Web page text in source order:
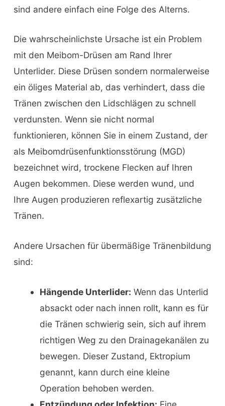
sind andere einfach eine Folge des Alterns.
Die wahrscheinlichste Ursache ist ein Problem
mit den Meibom-Drüsen am Rand Ihrer
Unterlider. Diese Drüsen sondern normalerweise
ein öliges Material ab, das verhindert, dass die
Tränen zwischen den Lidschlägen zu schnell
verdunsten. Wenn sie nicht normal
funktionieren, können Sie in einem Zustand, der
als Meibomdrüsenfunktionsstörung (MGD)
bezeichnet wird, trockene Flecken auf Ihren
Augen bekommen. Diese werden wund, und
Ihre Augen produzieren reflexartig zusätzliche
Tränen.
Andere Ursachen für übermäßige Tränenbildung
sind:
Hängende Unterlider: Wenn das Unterlid
absackt oder nach innen rollt, kann es für
die Tränen schwierig sein, sich auf ihrem
richtigen Weg zu den Drainagekanälen zu
bewegen. Dieser Zustand, Ektropium
genannt, kann durch eine kleine
Operation behoben werden.